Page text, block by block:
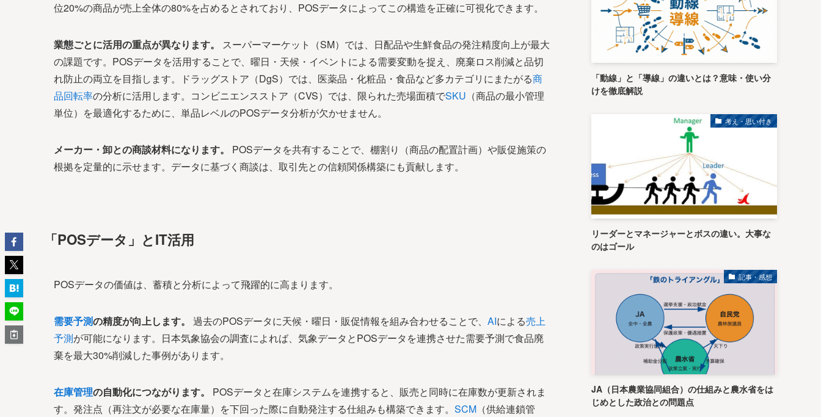
位20%の商品が売上全体の80%を占めるとされており、POSデータによってこの構造を正確に可視化できます。
業態ごとに活用の重点が異なります。
スーパーマーケット（SM）では、日配品や生鮮食品の発注精度向上が最大
の課題です。POSデータを活用することで、曜日・天候・イベントによる需要変動を捉え、廃棄ロス削減と品切
れ防止の両立を目指します。ドラッグストア（DgS）では、医薬品・化粧品・食品など多カテゴリにまたがる商
品回転率の分析に活用します。コンビニエンスストア（CVS）では、限られた売場面積でSKU （商品の最小管理
単位）を最適化するために、単品レベルのPOSデータ分析が欠かせません。
メーカー・卸との商談材料になります。
POSデータを共有することで、棚割り（商品の配置計画）や販促施策の
根拠を定量的に示せます。データに基づく商談は、取引先との信頼関係構築にも貢献します。
「POSデータ」とIT活用
POSデータの価値は、蓄積と分析によって飛躍的に高まります。
需要予測の精度が向上します。 過去のPOSデータに天候・曜日・販促情報を組み合わせることで、 AIによる売上
予測が可能になります。日本気象協会の調査によれば、気象データとPOSデータを連携させた需要予測で食品廃
棄を最大30%削減した事例があります。
在庫管理の自動化につながります。
POSデータと在庫システムを連携すると、販売と同時に在庫数が更新されま
す。発注点（再注文が必要な在庫量）を下回った際に自動発注する仕組みも構築できます。 SCM （供給連鎖管
「動線」と「導線」の違いとは？意味・使い分
けを徹底解説
考え・思い付き
リーダーとマネージャーとボスの違い。大事な
のはゴール
記事・感想
JA（日本農業協同組合）の仕組みと農水省をは
じめとした政治との問題点